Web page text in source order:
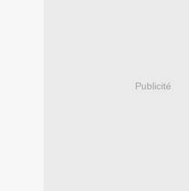
Publicité